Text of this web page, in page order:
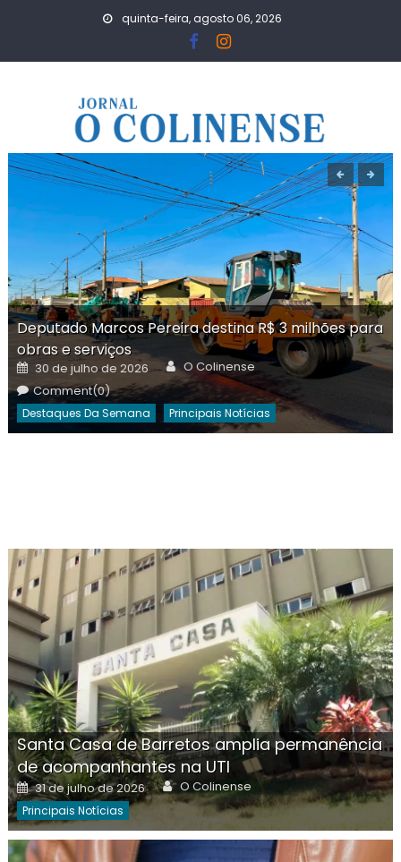
quinta-feira, agosto 06, 2026
Deputado Marcos Pereira destina R$ 3 milhões para
obras e serviços
Posted
on
30 de julho de 2026 Author
O Colinense
Comment(0)
Destaques Da Semana Principais Notícias
Santa Casa de Barretos amplia permanência
de acompanhantes na UTI
Posted
on
31 de julho de 2026 Author
O Colinense
Principais Notícias